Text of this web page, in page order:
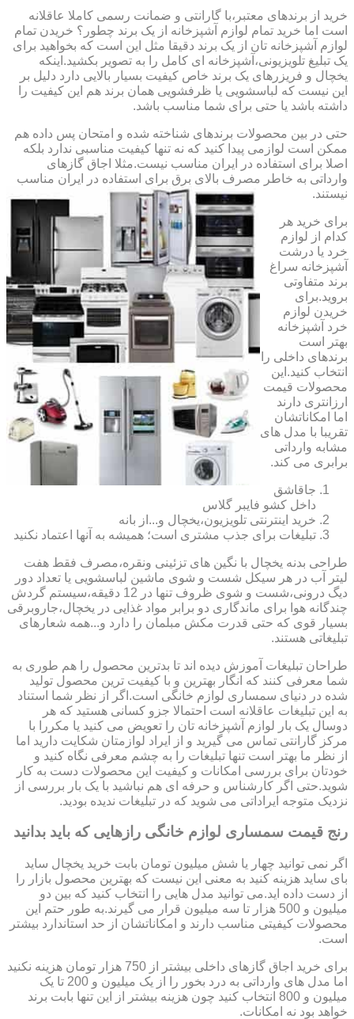
خرید از برندهای معتبر،با گارانتی و ضمانت رسمی کاملا عاقلانه
است اما خرید تمام لوازم آشپزخانه از یک برند چطور؟ خریدن تمام
لوازم آشپزخانه تان از یک برند دقیقا مثل این است که بخواهید برای
یک تبلیغ تلویزیونی،آشپزخانه ای کامل را به تصویر بکشید.اینکه
یخچال و فریزرهای یک برند خاص کیفیت بسیار بالایی دارد دلیل بر
این نیست که لباسشویی یا ظرفشویی همان برند هم این کیفیت را
داشته باشد یا حتی برای شما مناسب باشد.
حتی در بین محصولات برندهای شناخته شده و امتحان پس داده هم
ممکن است لوازمی پیدا کنید که نه تنها کیفیت مناسبی ندارد بلکه
اصلا برای استفاده در ایران مناسب نیست.مثلا اجاق گازهای
وارداتی به خاطر مصرف بالای برق برای استفاده در ایران مناسب
نیستند.
برای خرید هر
کدام از لوازم
خرد یا درشت
آشپزخانه سراغ
برند متفاوتی
بروید.برای
خریدن لوازم
خرد آشپزخانه
بهتر است
برندهای داخلی را
انتخاب کنید.این
محصولات قیمت
ارزانتری دارند
اما امکاناتشان
تقریبا با مدل های
مشابه وارداتی
برابری می کند.
جاقاشق
داخل کشو فایبر گلاس
خرید اینترنتی تلویزیون،یخچال و...از بانه
تبلیغات برای جذب مشتری است؛ همیشه به آنها اعتماد نکنید
طراحی بدنه یخچال با نگین های تزئینی ونقره،مصرف فقط هفت
لیتر آب در هر سیکل شست و شوی ماشین لباسشویی یا تعداد دور
دیگ درونی،شست و شوی ظروف تنها در 12 دقیقه،سیستم گردش
چندگانه هوا برای ماندگاری دو برابر مواد غذایی در یخچال،جاروبرقی
بسیار قوی که حتی قدرت مکش مبلمان را دارد و...همه شعارهای
تبلیغاتی هستند.
طراحان تبلیغات آموزش دیده اند تا بدترین محصول را هم طوری به
شما معرفی کنند که انگار بهترین و با کیفیت ترین محصول تولید
شده در دنیای سمساری لوازم خانگی است.اگر از نظر شما استناد
به این تبلیغات عاقلانه است احتمالا جزو کسانی هستید که هر
دوسال یک بار لوازم آشپزخانه تان را تعویض می کنید یا مکررا با
مرکز گارانتی تماس می گیرید و از ایراد لوازمتان شکایت دارید اما
از نظر ما بهتر است تنها تبلیغات را به چشم معرفی نگاه کنید و
خودتان برای بررسی امکانات و کیفیت این محصولات دست به کار
شوید.حتی اگر کارشناس و حرفه ای هم نباشید با یک بار بررسی از
نزدیک متوجه ایراداتی می شوید که در تبلیغات ندیده بودید.
رنج قیمت سمساری لوازم خانگی رازهایی که باید بدانید
اگر نمی توانید چهار یا شش میلیون تومان بابت خرید یخچال ساید
بای ساید هزینه کنید به معنی این نیست که بهترین محصول بازار را
از دست داده اید.می توانید مدل هایی را انتخاب کنید که بین دو
میلیون و 500 هزار تا سه میلیون قرار می گیرند.به طور حتم این
محصولات کیفیتی مناسب دارند و امکاناتشان از حد استاندارد بیشتر
است.
برای خرید اجاق گازهای داخلی بیشتر از 750 هزار تومان هزینه نکنید
اما مدل های وارداتی به درد بخور را از یک میلیون و 200 تا یک
میلیون و 800 انتخاب کنید چون هزینه بیشتر از این تنها بابت برند
خواهد بود نه امکانات.